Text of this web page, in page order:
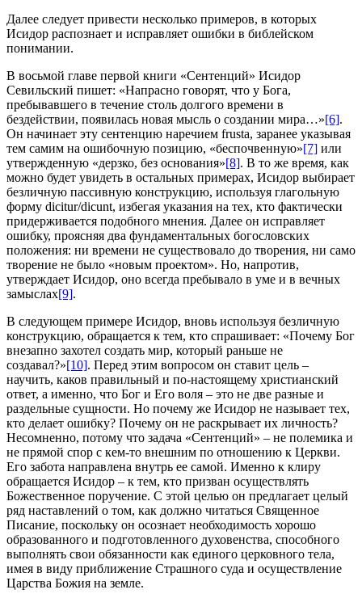
Далее следует привести несколько примеров, в которых
Исидор распознает и исправляет ошибки в библейском
понимании.
В восьмой главе первой книги «Сентенций» Исидор
Севильский пишет: «Напрасно говорят, что у Бога,
пребывавшего в течение столь долгого времени в
бездействии, появилась новая мысль о создании мира…»[6].
Он начинает эту сентенцию наречием frusta, заранее указывая
тем самим на ошибочную позицию, «беспочвенную»[7] или
утвержденную «дерзко, без основания»[8]. В то же время, как
можно будет увидеть в остальных примерах, Исидор выбирает
безличную пассивную конструкцию, используя глагольную
форму dicitur/dicunt, избегая указания на тех, кто фактически
придерживается подобного мнения. Далее он исправляет
ошибку, проясняя два фундаментальных богословских
положения: ни времени не существовало до творения, ни само
творение не было «новым проектом». Но, напротив,
утверждает Исидор, оно всегда пребывало в уме и в вечных
замыслах[9].
В следующем примере Исидор, вновь используя безличную
конструкцию, обращается к тем, кто спрашивает: «Почему Бог
внезапно захотел создать мир, который раньше не
создавал?»[10]. Перед этим вопросом он ставит цель –
научить, каков правильный и по-настоящему христианский
ответ, а именно, что Бог и Его воля – это не две разные и
раздельные сущности. Но почему же Исидор не называет тех,
кто делает ошибку? Почему он не раскрывает их личность?
Несомненно, потому что задача «Сентенций» – не полемика и
не прямой спор с кем-то внешним по отношению к Церкви.
Его забота направлена внутрь ее самой. Именно к клиру
обращается Исидор – к тем, кто призван осуществлять
Божественное поручение. С этой целью он предлагает целый
ряд наставлений о том, как должно читаться Священное
Писание, поскольку он осознает необходимость хорошо
образованного и подготовленного духовенства, способного
выполнять свои обязанности как единого церковного тела,
имея в виду приближение Страшного суда и осуществление
Царства Божия на земле.